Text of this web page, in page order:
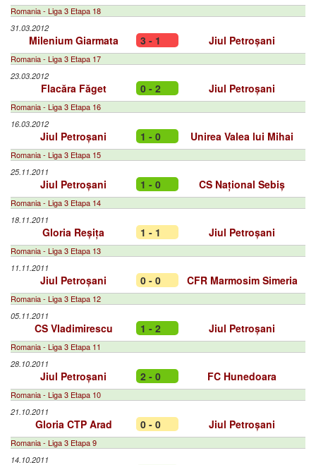
Romania - Liga 3 Etapa 18
31.03.2012
Milenium Giarmata 3 - 1 Jiul Petroșani
Romania - Liga 3 Etapa 17
23.03.2012
Flacăra Făget 0 - 2 Jiul Petroșani
Romania - Liga 3 Etapa 16
16.03.2012
Jiul Petroșani 1 - 0 Unirea Valea lui Mihai
Romania - Liga 3 Etapa 15
25.11.2011
Jiul Petroșani 1 - 0 CS Național Sebiș
Romania - Liga 3 Etapa 14
18.11.2011
Gloria Reșița 1 - 1 Jiul Petroșani
Romania - Liga 3 Etapa 13
11.11.2011
Jiul Petroșani 0 - 0 CFR Marmosim Simeria
Romania - Liga 3 Etapa 12
05.11.2011
CS Vladimirescu 1 - 2 Jiul Petroșani
Romania - Liga 3 Etapa 11
28.10.2011
Jiul Petroșani 2 - 0 FC Hunedoara
Romania - Liga 3 Etapa 10
21.10.2011
Gloria CTP Arad 0 - 0 Jiul Petroșani
Romania - Liga 3 Etapa 9
14.10.2011